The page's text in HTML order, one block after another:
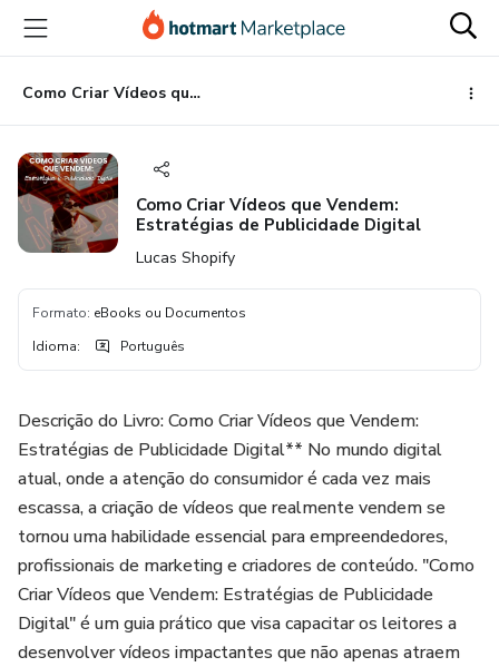
para
conteúdo
principal
para
pagamento
para
rodapé
Como Criar Vídeos que Vendem: Estratégias de Publicidade Digital
Como Criar Vídeos que Vendem:
Estratégias de Publicidade Digital
Lucas Shopify
Formato: eBooks ou Documentos
Idioma: Português
Descrição do Livro: Como Criar Vídeos que Vendem:
Estratégias de Publicidade Digital** No mundo digital
atual, onde a atenção do consumidor é cada vez mais
escassa, a criação de vídeos que realmente vendem se
tornou uma habilidade essencial para empreendedores,
profissionais de marketing e criadores de conteúdo. "Como
Criar Vídeos que Vendem: Estratégias de Publicidade
Digital" é um guia prático que visa capacitar os leitores a
desenvolver vídeos impactantes que não apenas atraem